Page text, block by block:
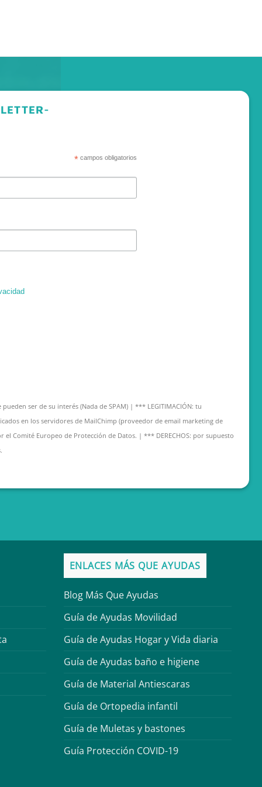
*campos obligatorios
ser de su interés (Nada de SPAM) | *** LEGITIMACIÓN: tu
en los servidores de MailChimp (proveedor de email marketing de
Comité Europeo de Protección de Datos. | *** DERECHOS: por supuesto
ENLACES MÁS QUE AYUDAS
Blog Más Que Ayudas
Guía de Ayudas Movilidad
Guía de Ayudas Hogar y Vida diaria
Guía de Ayudas baño e higiene
Guía de Material Antiescaras
Guía de Ortopedia infantil
Guía de Muletas y bastones
Guía Protección COVID-19